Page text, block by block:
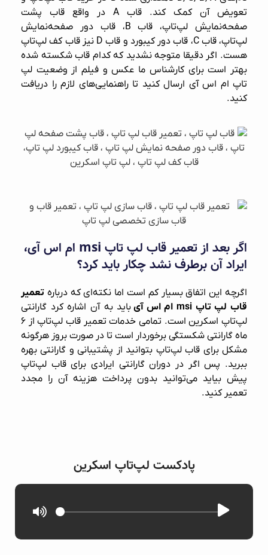
تعویض آن کمک کند. قاب A در واقع قاب پشت
صفحه‌نمایش لپ‌تاپ، قاب B، قاب دور صفحه‌نمایش
لپ‌تاپ، قاب C، قاب دور کیبورد و قاب D نیز قاب کف لپ‌تاپ
هست. اگر دقیقا متوجه نشدید که کدام قاب شکسته شده
بهتر است برای کارشناس ما عکس و فیلم از وضعیت لپ‌
تاپ ام اس آی ارسال کنید تا راهنمایی‌های لازم را دریافت
کنید.
اگر بعد از تعمیر قاب‌ لپ‌ تاپ msi ام اس آی،
ایراد آن برطرف نشد چکار باید کرد؟
اگرچه این اتفاق بسیار کم است اما نکته‌ای که درباره تعمیر
قاب‌ لپ‌ تاپ msi ام اس آی
باید به آن اشاره کرد گارانتی
لپ‌تاپ اسکرین است. تمامی خدمات تعمیر قاب لپ‌تاپ از ۶
ماه گارانتی شکستگی برخوردار است تا در صورت بروز هرگونه
مشکل برای قاب لپ‌تاپ بتوانید از پشتیبانی و گارانتی بهره
ببرید. پس اگر در دوران گارانتی ایرادی برای قاب‌ لپ‌تاپ
پیش بیاید می‌توانید بدون پرداخت هزینه آن را مجدد
تعمیر کنید.
پادکست لپ‌تاپ اسکرین